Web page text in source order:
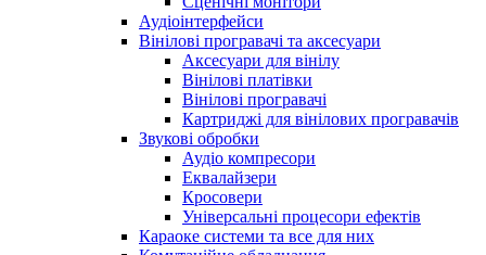
Аудіоінтерфейси
Вінілові програвачі та аксесуари
Аксесуари для вінілу
Вінілові платівки
Вінілові програвачі
Картриджі для вінілових програвачів
Звукові обробки
Аудіо компресори
Еквалайзери
Кросовери
Універсальні процесори ефектів
Караоке системи та все для них